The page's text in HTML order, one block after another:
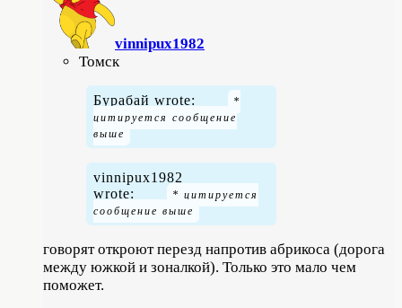
vinnipux1982
Томск
Бурабай wrote:
vinnipux1982
wrote:
говорят откроют перезд напротив абрикоса (дорога
между южкой и зоналкой). Только это мало чем
поможет.